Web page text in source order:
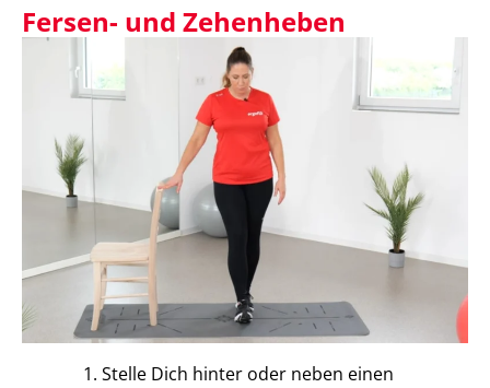
Fersen- und Zehenheben
Stelle Dich hinter oder neben einen